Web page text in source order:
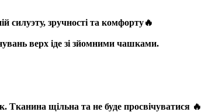
силуэту, зручності та комфорту🔥
верх іде зі зйомними чашками.
Тканина щільна та не буде просвічуватися 🔥